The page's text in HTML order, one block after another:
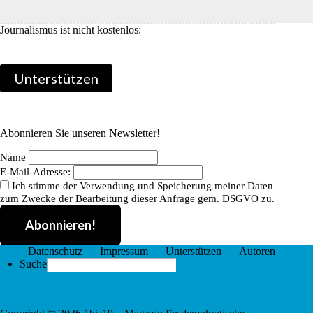
b
o
k
t
e
r
a
l
e
l
e
Journalismus ist nicht kostenlos:
Unterstützen
Abonnieren Sie unseren Newsletter!
Name
E-Mail-Adresse:
Ich stimme der Verwendung und Speicherung meiner Daten
zum Zwecke der Bearbeitung dieser Anfrage gem. DSGVO zu.
Datenschutz Impressum Unterstützen
Autoren
SucheSearch
for: